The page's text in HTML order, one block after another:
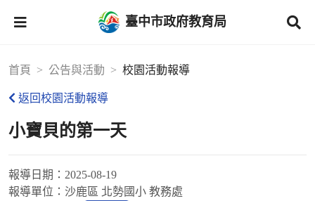
臺中市政府教育局
首頁 公告與活動 校園活動報導
返回校園活動報導
小寶貝的第一天
報導日期： 2025-08-19
報導單位： 沙鹿區 北勢國小 教務處